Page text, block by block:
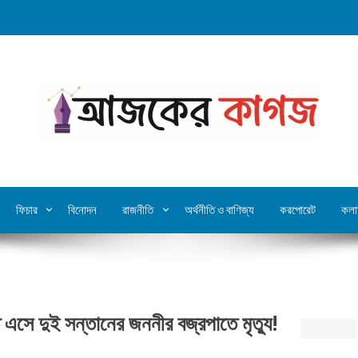
ফিচার বিনোদন রাজনীতি অর্থনীতি ও বাণিজ্য করপোরেট
এসে দুই সন্তানের জননীর বজ্রপাতে মৃত্যু!